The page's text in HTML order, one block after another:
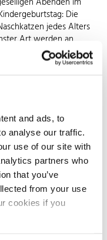
and ads, to
analyse our traffic.
use of our site with
partners who
that you’ve
from your use
cookies if you
Die
jedes Alters
Art werden an
Köstlichkeit getunkt
sind
Brotscheiben, frisch
Pfannkuchenstücke
Genuss.
aus Edelstahl
ist das Material
Auch nach
aus nichtrostendem
verfärbt oder klemmt.
dass die Schokolade
Reinigung bleibt nichts